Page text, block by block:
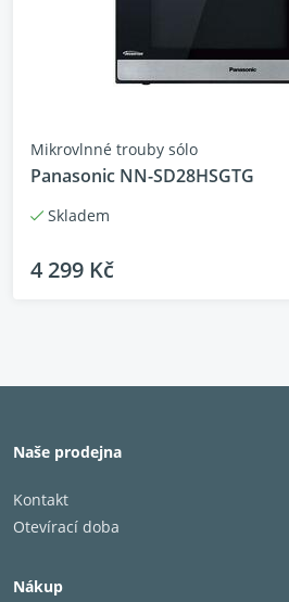
Mikrovlnné trouby sólo
Panasonic NN-SD28HSGTG
Skladem
4 299 Kč
Naše prodejna
Kontakt
Otevírací doba
Nákup